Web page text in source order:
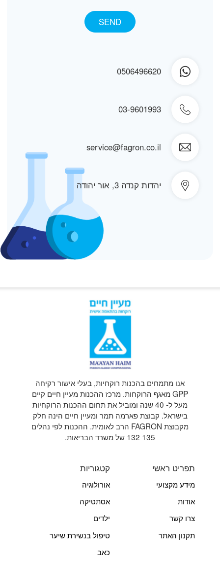
0506496620
03-9601993
service@fagron.co.il
יהדות קנדה 3, אור יהודה
אנו מתמחים בהכנות רוקחיות, בעלי אישור רקיחה
GPP מאגף הרוקחות. מרכז ההכנות מעיין חיים קיים
מעל ל- 40 שנה ומוביל את תחום ההכנות הרוקחיות
בישראל. קבוצת פארמה תמר ומעיין חיים הינה חלק
מקבוצת FAGRON הרב לאומית. ההכנות לפי נהלים
135 132 של משרד הבריאות.
תפריט ראשי
מידע מקצועי
אודות
צרו קשר
תקנון האתר
קטגוריות
אורולוגיה
אסתטיקה
ילדים
טיפול בנשירת שיער
כאב